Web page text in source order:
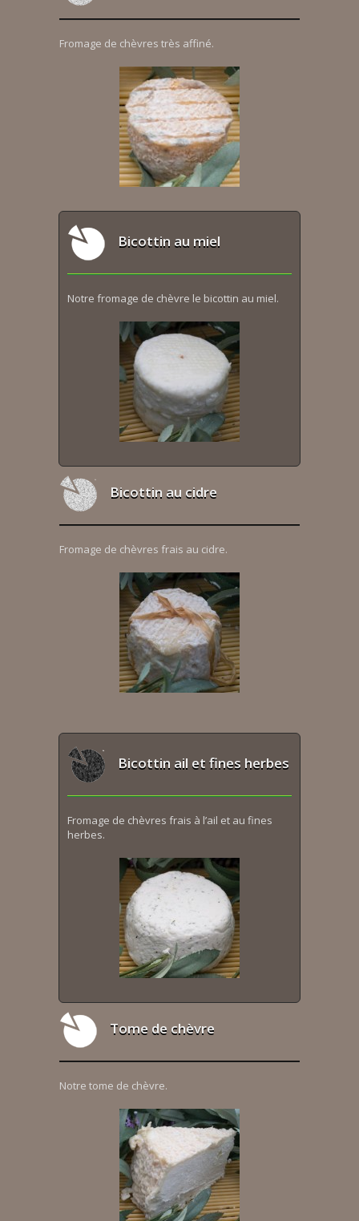
Fromage de chèvres très affiné.
Bicottin au miel
Notre fromage de chèvre le bicottin au miel.
Bicottin au cidre
Fromage de chèvres frais au cidre.
Bicottin ail et fines herbes
Fromage de chèvres frais à l’ail et au fines
herbes.
Tome de chèvre
Notre tome de chèvre.